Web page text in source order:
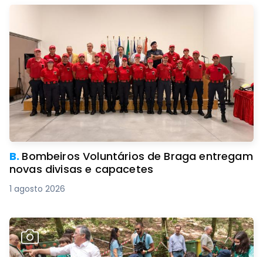
B. Bombeiros Voluntários de Braga entregam
novas divisas e capacetes
1 agosto 2026